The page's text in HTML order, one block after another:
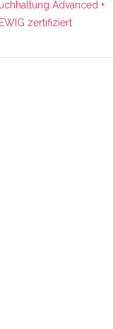
Advanced +
zertifiziert